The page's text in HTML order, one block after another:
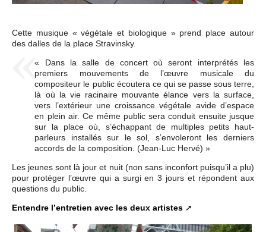
Cette musique « végétale et biologique » prend place autour
des dalles de la place Stravinsky.
« Dans la salle de concert où seront interprétés les
premiers mouvements de l’œuvre musicale du
compositeur le public écoutera ce qui se passe sous terre,
là où la vie racinaire mouvante élance vers la surface,
vers l’extérieur une croissance végétale avide d’espace
en plein air. Ce même public sera conduit ensuite jusque
sur la place où, s’échappant de multiples petits haut-
parleurs installés sur le sol, s’envoleront les derniers
accords de la composition. (Jean-Luc Hervé) »
Les jeunes sont là jour et nuit (non sans inconfort puisqu’il a plu)
pour protéger l’œuvre qui a surgi en 3 jours et répondent aux
questions du public.
Entendre l’entretien avec les deux artistes